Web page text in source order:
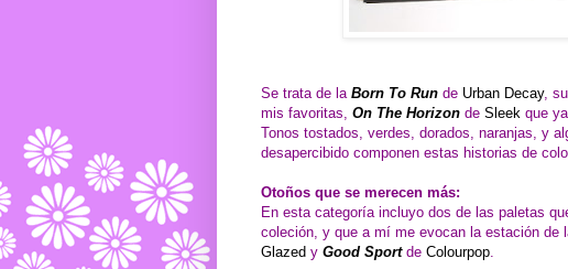
Se trata de la Born To Run de Urban Decay,
mis favoritas, On The Horizon de Sleek que
Tonos tostados, verdes, dorados, naranjas, y
desapercibido componen estas historias de
Otoños que se merecen más:
En esta categoría incluyo dos de las paletas
coleción, y que a mí me evocan la estación de
Glazed y Good Sportde Colourpop.